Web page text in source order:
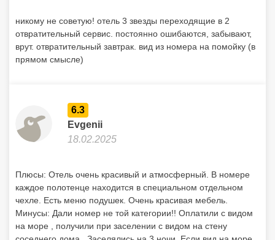
никому не советую! отель 3 звезды переходящие в 2
отвратительный сервис. постоянно ошибаются, забывают,
врут. отвратительный завтрак. вид из номера на помойку (в
прямом смысле)
6.3
Evgenii
18.02.2025
Плюсы: Отель очень красивый и атмосферный. В номере
каждое полотенце находится в специальном отдельном
чехле. Есть меню подушек. Очень красивая мебель.
Минусы: Дали номер не той категории!! Оплатили с видом
на море , получили при заселении с видом на стену